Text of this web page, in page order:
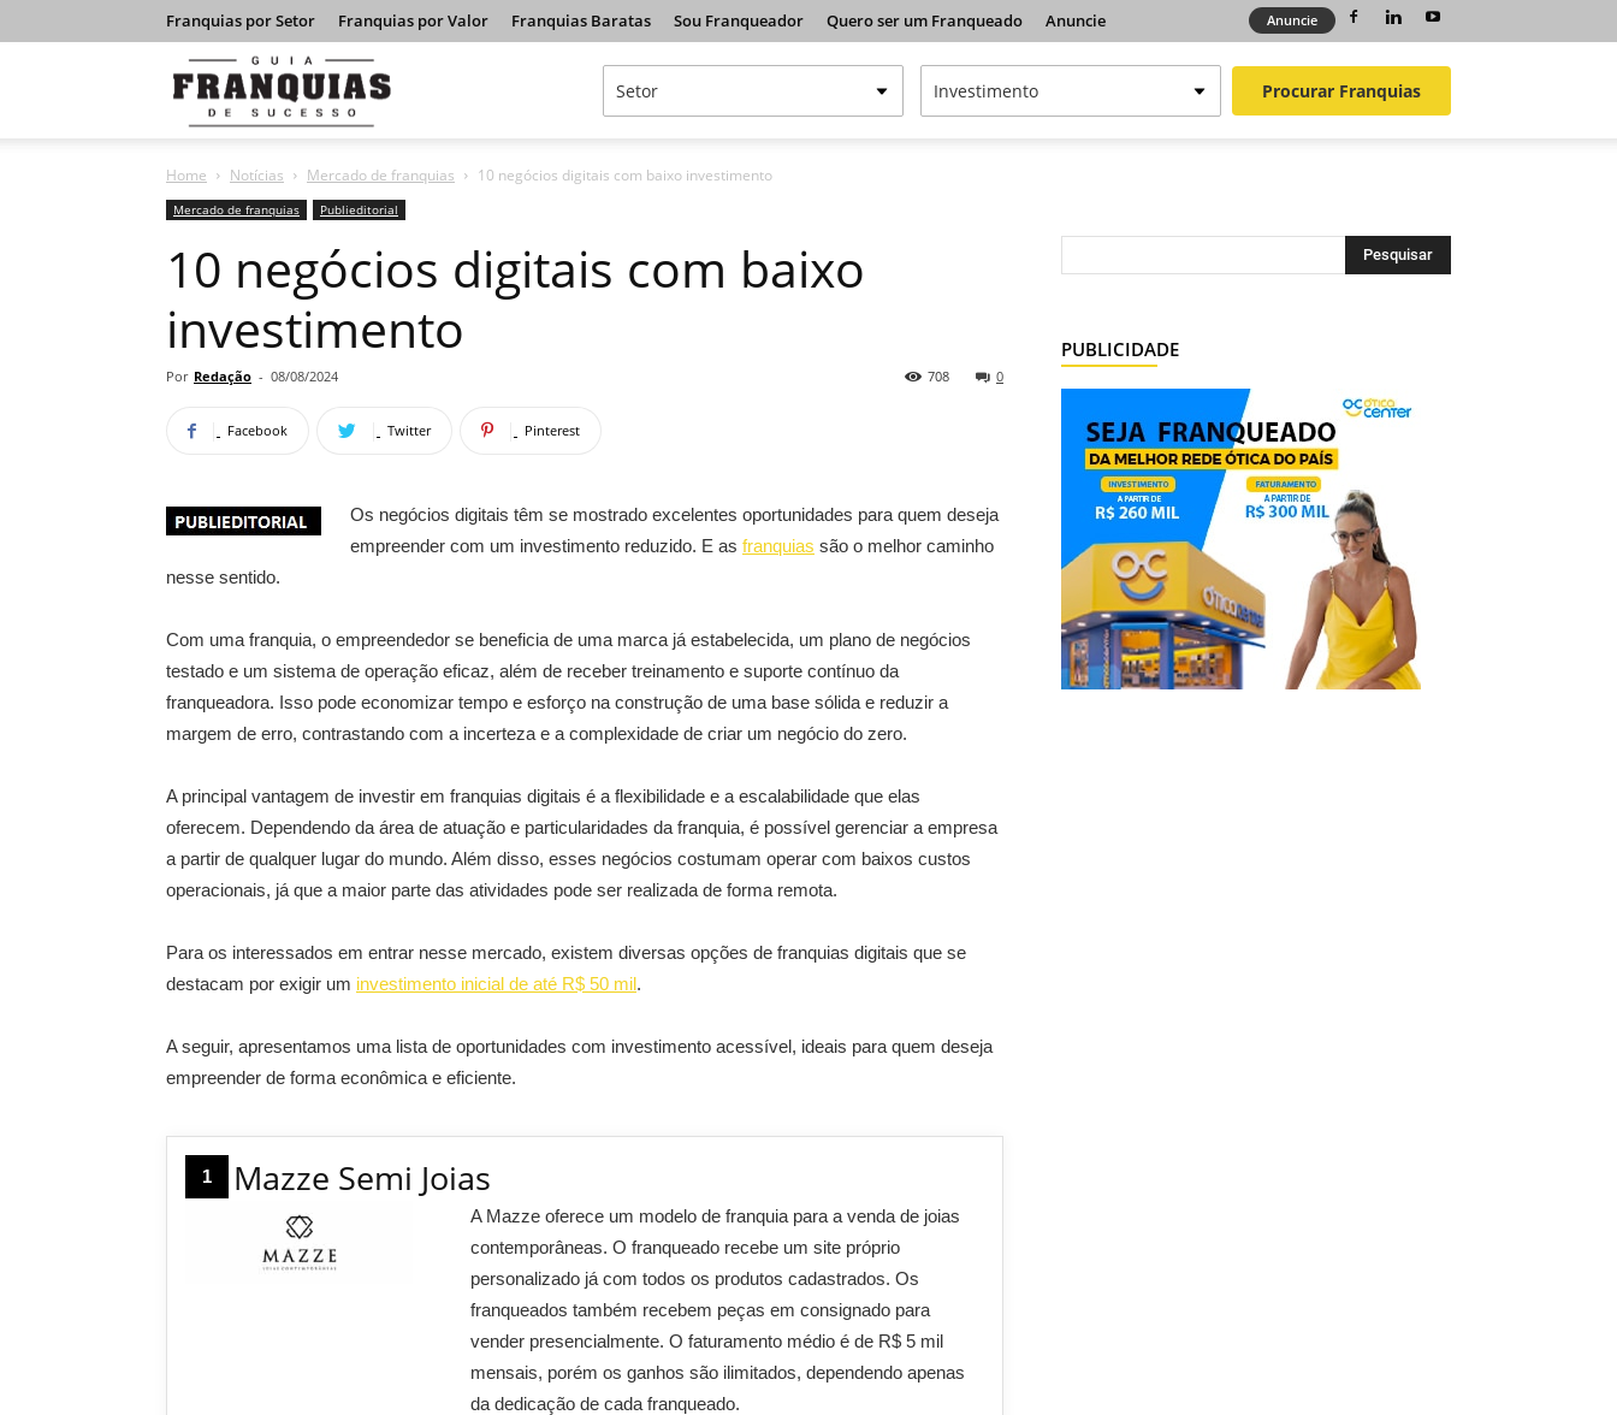
Franquias por Setor Franquias por Valor Franquias Baratas Sou Franqueador Quero ser um Franqueado Anuncie Anuncie
Franquias
de
Procurar Franquias
Home Notícias Mercado de franquias 10 negócios digitais com baixo investimento
Mercado de franquias Publieditorial
10 negócios digitais com baixo
investimento
Por Redação - 08/08/2024 0
708
Facebook Twitter Pinterest
Os negócios digitais têm se mostrado excelentes oportunidades para quem deseja
empreender com um investimento reduzido. E as franquias são o melhor caminho
nesse sentido.
Com uma franquia, o empreendedor se beneficia de uma marca já estabelecida, um plano de negócios
testado e um sistema de operação eficaz, além de receber treinamento e suporte contínuo da
franqueadora. Isso pode economizar tempo e esforço na construção de uma base sólida e reduzir a
margem de erro, contrastando com a incerteza e a complexidade de criar um negócio do zero.
A principal vantagem de investir em franquias digitais é a flexibilidade e a escalabilidade que elas
oferecem. Dependendo da área de atuação e particularidades da franquia, é possível gerenciar a empresa
a partir de qualquer lugar do mundo. Além disso, esses negócios costumam operar com baixos custos
operacionais, já que a maior parte das atividades pode ser realizada de forma remota.
Para os interessados em entrar nesse mercado, existem diversas opções de franquias digitais que se
destacam por exigir um investimento inicial de até R$ 50 mil.
A seguir, apresentamos uma lista de oportunidades com investimento acessível, ideais para quem deseja
empreender de forma econômica e eficiente.
1 Mazze Semi Joias
A Mazze oferece um modelo de franquia para a venda de joias
contemporâneas. O franqueado recebe um site próprio
personalizado já com todos os produtos cadastrados. Os
franqueados também recebem peças em consignado para
vender presencialmente. O faturamento médio é de R$ 5 mil
mensais, porém os ganhos são ilimitados, dependendo apenas
da dedicação de cada franqueado.
PUBLICIDADE